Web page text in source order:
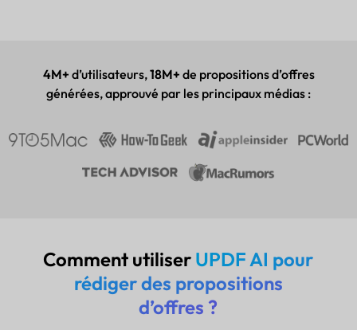
4M+ d’utilisateurs,18M+ de propositions d’offres
générées, approuvé par les principaux médias :
Comment utiliser UPDF AI pour
rédiger des propositions
d’offres ?